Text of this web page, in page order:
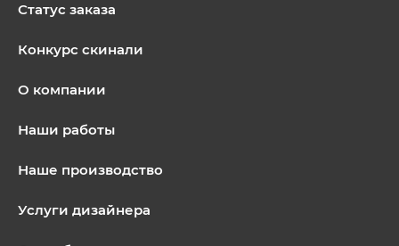
Статус заказа
Конкурс скинали
О компании
Наши работы
Наше производство
Услуги дизайнера